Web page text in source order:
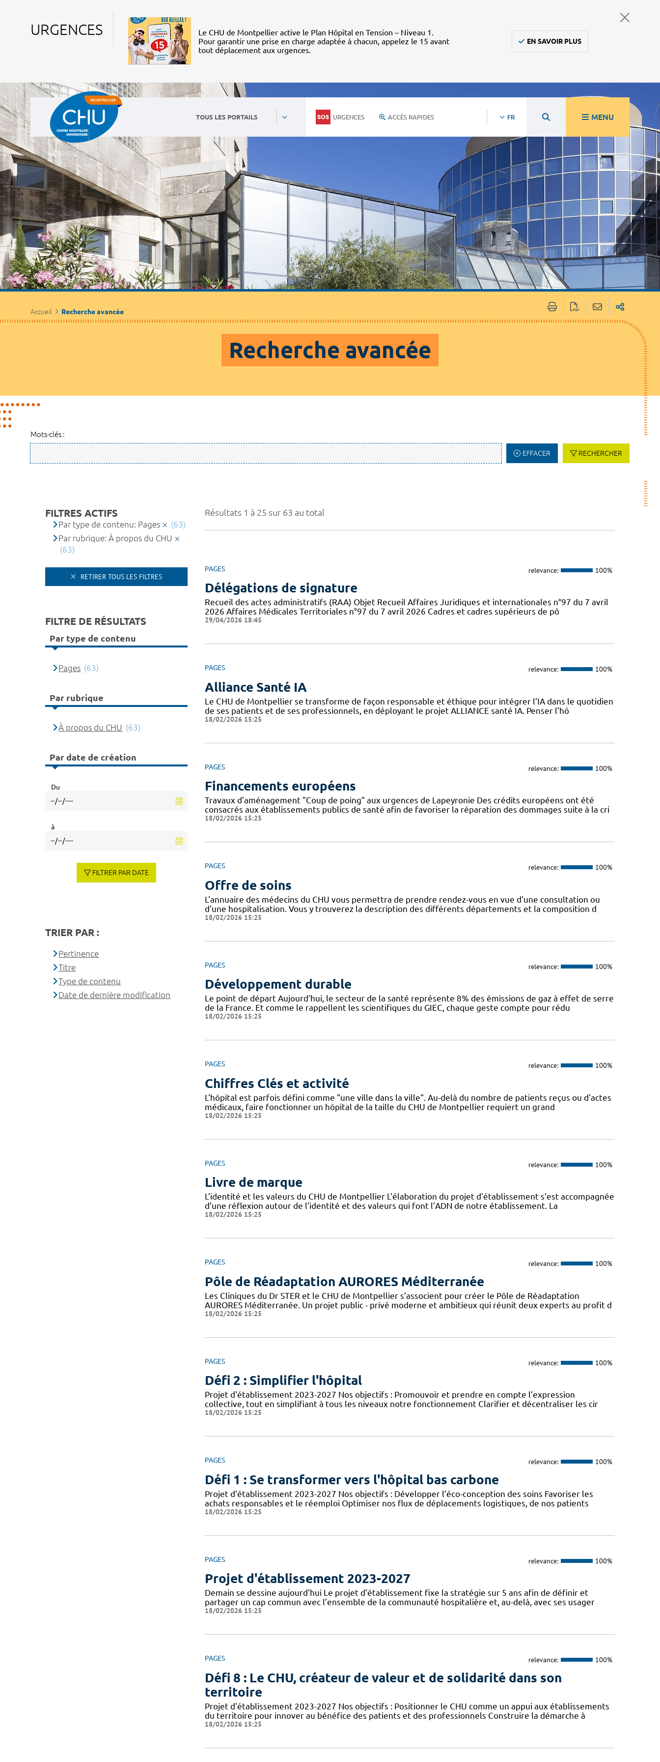
URGENCES
Le CHU de Montpellier active le Plan Hôpital en Tension – Niveau 1.
Pour garantir une prise en charge adaptée à chacun, appelez le 15 avant
tout déplacement aux urgences.
EN SAVOIR PLUS
TOUS LES PORTAILS URGENCES ACCÈS RAPIDES FR MENU
Accueil Recherche avancée
Recherche avancée
Mots-clés :
EFFACER RECHERCHER
Résultats 1 à 25 sur 63 au total
PAGES relevance: 100%
Délégations de signature
Recueil des actes administratifs (RAA) Objet Recueil Affaires Juridiques et internationales n°97 du 7 avril
2026 Affaires Médicales Territoriales n°97 du 7 avril 2026 Cadres et cadres supérieurs de pô
29/04/2026 18:45
PAGES relevance: 100%
Alliance Santé IA
Le CHU de Montpellier se transforme de façon responsable et éthique pour intégrer l’IA dans le quotidien
de ses patients et de ses professionnels, en déployant le projet ALLIANCE santé IA. Penser l’hô
18/02/2026 15:25
PAGES relevance: 100%
Financements européens
Travaux d’aménagement "Coup de poing" aux urgences de Lapeyronie Des crédits européens ont été
consacrés aux établissements publics de santé afin de favoriser la réparation des dommages suite à la cri
18/02/2026 15:25
PAGES relevance: 100%
Offre de soins
L'annuaire des médecins du CHU vous permettra de prendre rendez-vous en vue d'une consultation ou
d'une hospitalisation. Vous y trouverez la description des différents départements et la composition d
18/02/2026 15:25
PAGES relevance: 100%
Développement durable
Le point de départ Aujourd'hui, le secteur de la santé représente 8% des émissions de gaz à effet de serre
de la France. Et comme le rappellent les scientifiques du GIEC, chaque geste compte pour rédu
18/02/2026 15:25
PAGES relevance: 100%
Chiffres Clés et activité
L'hôpital est parfois défini comme "une ville dans la ville". Au-delà du nombre de patients reçus ou d'actes
médicaux, faire fonctionner un hôpital de la taille du CHU de Montpellier requiert un grand
18/02/2026 15:25
PAGES relevance: 100%
Livre de marque
L’identité et les valeurs du CHU de Montpellier L'élaboration du projet d'établissement s’est accompagnée
d’une réflexion autour de l’identité et des valeurs qui font l’ADN de notre établissement. La
18/02/2026 15:25
PAGES relevance: 100%
Pôle de Réadaptation AURORES Méditerranée
Les Cliniques du Dr STER et le CHU de Montpellier s’associent pour créer le Pôle de Réadaptation
AURORES Méditerranée. Un projet public - privé moderne et ambitieux qui réunit deux experts au profit d
18/02/2026 15:25
PAGES relevance: 100%
Défi 2 : Simplifier l'hôpital
Projet d'établissement 2023-2027 Nos objectifs : Promouvoir et prendre en compte l’expression
collective, tout en simplifiant à tous les niveaux notre fonctionnement Clarifier et décentraliser les cir
18/02/2026 15:25
PAGES relevance: 100%
Défi 1 : Se transformer vers l'hôpital bas carbone
Projet d'établissement 2023-2027 Nos objectifs : Développer l’éco-conception des soins Favoriser les
achats responsables et le réemploi Optimiser nos flux de déplacements logistiques, de nos patients
18/02/2026 15:25
PAGES relevance: 100%
Projet d'établissement 2023-2027
Demain se dessine aujourd'hui Le projet d’établissement fixe la stratégie sur 5 ans afin de définir et
partager un cap commun avec l’ensemble de la communauté hospitalière et, au-delà, avec ses usager
18/02/2026 15:25
PAGES relevance: 100%
Défi 8 : Le CHU, créateur de valeur et de solidarité dans son
territoire
Projet d'établissement 2023-2027 Nos objectifs : Positionner le CHU comme un appui aux établissements
du territoire pour innover au bénéfice des patients et des professionnels Construire la démarche à
18/02/2026 15:25
FILTRES ACTIFS
Par type de contenu: Pages
(63)
Par rubrique: À propos du CHU
(63)
RETIRER TOUS LES FILTRES
FILTRE DE RÉSULTATS
Par type de contenu
Pages (63)
Par rubrique
À propos du CHU (63)
Par date de création
Du
à
FILTRER PAR DATE
TRIER PAR :
Pertinence
Titre
Type de contenu
Date de dernière modification